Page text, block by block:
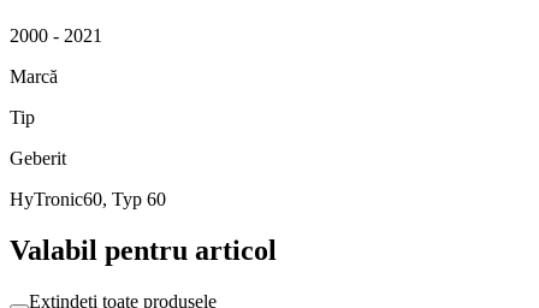
2000 - 2021
Marcă
Tip
Geberit
HyTronic60, Typ 60
Valabil pentru articol
Extindeți toate produsele